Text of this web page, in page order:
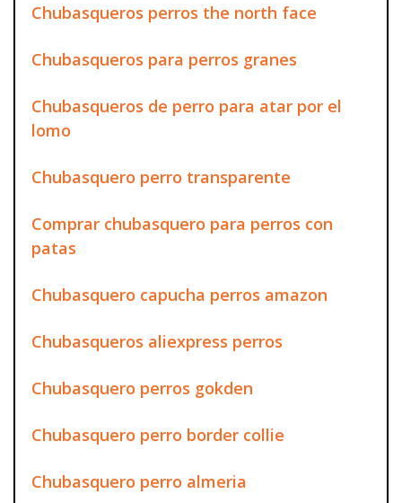
Chubasqueros perros the north face
Chubasqueros para perros granes
Chubasqueros de perro para atar por el
lomo
Chubasquero perro transparente
Comprar chubasquero para perros con
patas
Chubasquero capucha perros amazon
Chubasqueros aliexpress perros
Chubasquero perros gokden
Chubasquero perro border collie
Chubasquero perro almeria